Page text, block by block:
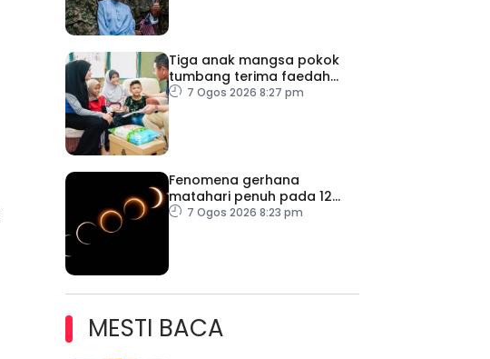
Tiga anak mangsa pokok
tumbang terima faedah
LINDUNG 24 Jam
7 Ogos 2026 8:27 pm
Fenomena gerhana
matahari penuh pada 12
Ogos7 Ogos 2026 8:23 pm
MESTI BACA